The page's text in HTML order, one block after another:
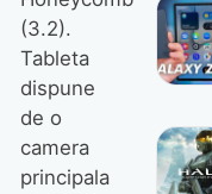
(3.2).
Tableta
dispune
de o
camera
principala